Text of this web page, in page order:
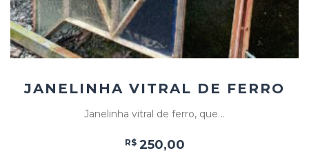
JANELINHA VITRAL DE FERRO
Janelinha vitral de ferro, que ..
R$ 250,00